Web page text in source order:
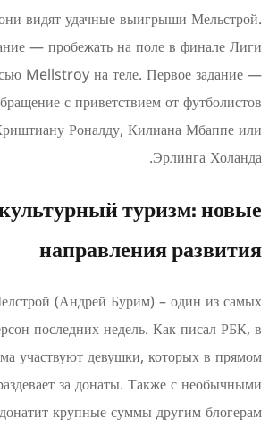
площадки, где они видят удачные
Второе задание — пробежать на
с надписью Mellstroy на теле.
видеообращение с приветствием
Месси, Криштиану Роналду,
и культурный
Стример Мелстрой (Андрей Бурим)
обсуждаемых персон последних недель.
стримах Бурима участвуют девушки,
эфире стример раздевает за донаты.
он сам донатит крупные суммы